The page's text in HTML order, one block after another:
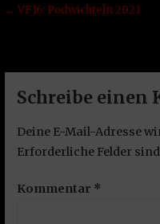
← VF16: Podwichteln 2021
Schreibe einen
Deine E-Mail-Adresse
Erforderliche Felder
Kommentar *